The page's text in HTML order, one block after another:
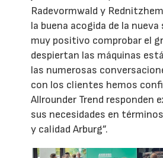
Radevormwald y
la buena acogida de la nueva
muy positivo comprobar el
despiertan las máquinas
las numerosas
con los clientes hemos
Allrounder Trend responden
sus necesidades en
y calidad Arburg”.